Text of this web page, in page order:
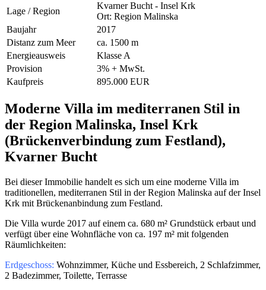
Lage / Region
Kvarner Bucht - Insel Krk
Ort: Region Malinska
Baujahr
2017
Distanz zum Meer
ca. 1500 m
Energieausweis
Klasse A
Provision
3% + MwSt.
Kaufpreis
895.000 EUR
Moderne Villa im mediterranen Stil in
der Region Malinska, Insel Krk
(Brückenverbindung zum Festland),
Kvarner Bucht
Bei dieser Immobilie handelt es sich um eine moderne Villa im
traditionellen, mediterranen Stil in der Region Malinska auf der Insel
Krk mit Brückenanbindung zum Festland.
Die Villa wurde 2017 auf einem ca. 680 m² Grundstück erbaut und
verfügt über eine Wohnfläche von ca. 197 m² mit folgenden
Räumlichkeiten:
Erdgeschoss: Wohnzimmer, Küche und Essbereich, 2 Schlafzimmer,
2 Badezimmer, Toilette, Terrasse